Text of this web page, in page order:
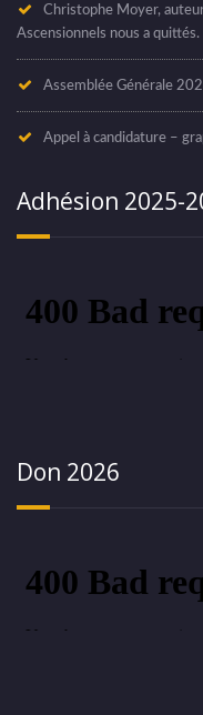
Christophe Moyer,
Ascensionnels nous a quittés.
Assemblée Générale
Appel à candidature –
Adhésion 2025-
Don 2026